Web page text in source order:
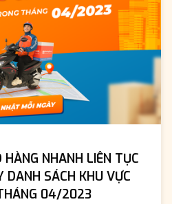
NHANH LIÊN TỤC
DANH SÁCH KHU VỰC
04/2023